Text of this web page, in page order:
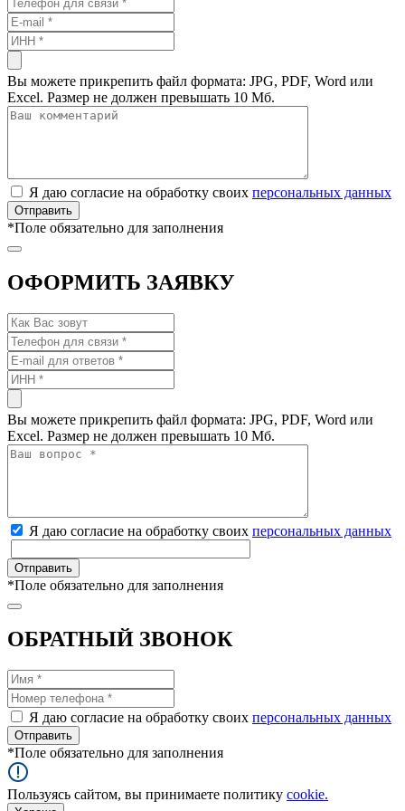
Вы можете прикрепить файл формата: JPG, PDF, Word или
Excel. Размер не должен превышать 10 Мб.
Я даю согласие на обработку своих персональных данных
*Поле обязательно для заполнения
ОФОРМИТЬ ЗАЯВКУ
Вы можете прикрепить файл формата: JPG, PDF, Word или
Excel. Размер не должен превышать 10 Мб.
Я даю согласие на обработку своих персональных данных
*Поле обязательно для заполнения
ОБРАТНЫЙ ЗВОНОК
Я даю согласие на обработку своих персональных данных
*Поле обязательно для заполнения
Пользуясь сайтом, вы принимаете политику cookie.